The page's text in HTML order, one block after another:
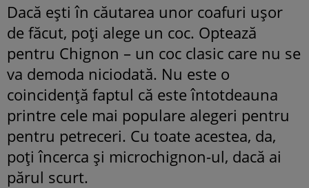
Dacă ești în căutarea unor coafuri ușor
de făcut, poți alege un coc. Optează
pentru Chignon – un coc clasic care nu se
va demoda niciodată. Nu este o
coincidență faptul că este întotdeauna
printre cele mai populare alegeri pentru
pentru petreceri. Cu toate acestea, da,
poți încerca și microchignon-ul, dacă ai
părul scurt.